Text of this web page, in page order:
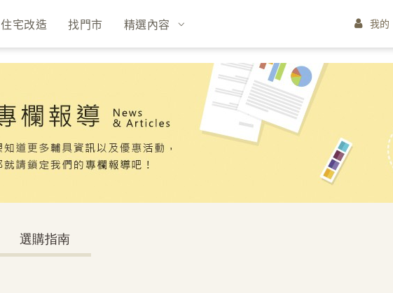
住宅改造 找門市 精選內容 我的
選購指南